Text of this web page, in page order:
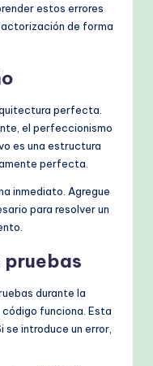
estos errores
de forma
perfecta.
el perfeccionismo
es una estructura
perfecta.
inmediato. Agregue
para resolver un
pruebas
durante la
funciona. Esta
introduce un error,